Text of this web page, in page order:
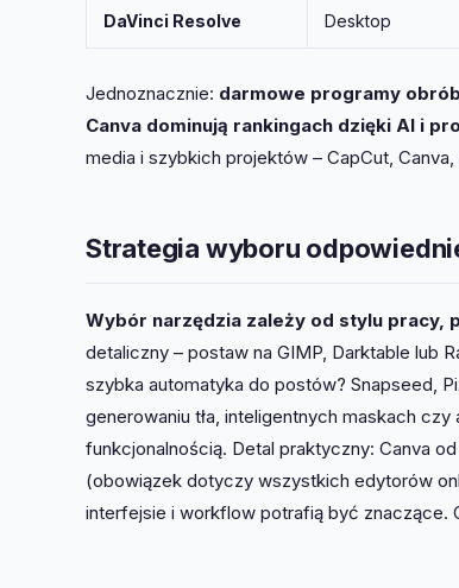
DaVinci Resolve Desktop
Jednoznacznie: darmowe programy
Canva dominują rankingach dzięki AI i
media i szybkich projektów – CapCut, Canva,
Strategia wyboru
Wybór narzędzia zależy od stylu
detaliczny – postaw na GIMP, Darktable lub
szybka automatyka do postów? Snapseed,
generowaniu tła, inteligentnych maskach
funkcjonalnością. Detal praktyczny: Canva
(obowiązek dotyczy wszystkich edytorów
interfejsie i workflow potrafią być znaczące.